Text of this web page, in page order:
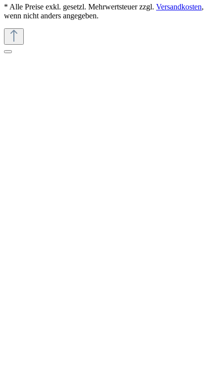
* Alle Preise exkl. gesetzl. Mehrwertsteuer zzgl. Versandkosten,
wenn nicht anders angegeben.